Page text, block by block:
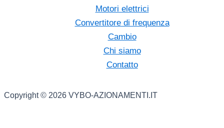
Motori elettrici
Convertitore di frequenza
Cambio
Chi siamo
Contatto
Copyright © 2026 VYBO-AZIONAMENTI.IT